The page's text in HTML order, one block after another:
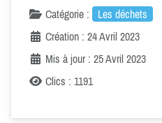
Catégorie :
Les déchets
Création : 24 Avril 2023
Mis à jour : 25 Avril 2023
Clics : 1191